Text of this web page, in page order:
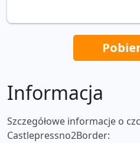
Informacja
Szczegółowe informacje o
Castlepressno2Border: